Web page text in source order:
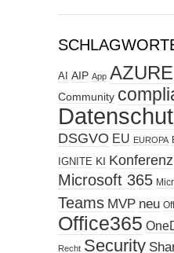
AI AIP App AZURE
Community
DSGVO EU EUROPA
IGNITE KI Konferenz
Microsoft 365
Teams MVP neu
Office365
Recht Security